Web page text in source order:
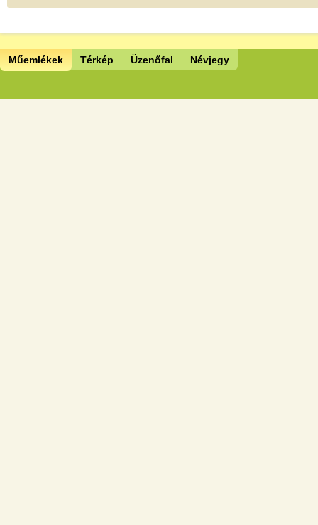
Műemlékek Térkép Üzenőfal Névjegy